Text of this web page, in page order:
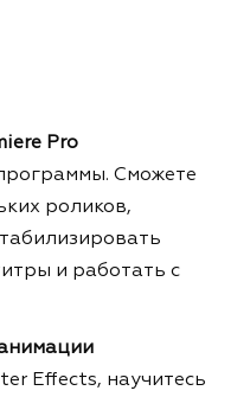
Pro
Сможете
роликов,
и работать с
Effects, научитесь